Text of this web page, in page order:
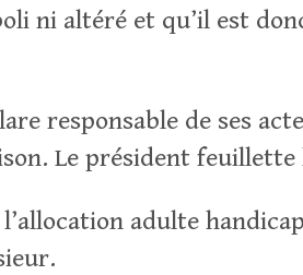
ni altéré et qu’il est
responsable de ses
Le président feuillette
adulte